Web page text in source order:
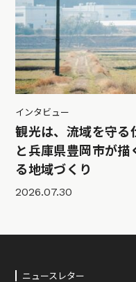
インタビュー
観光は、流域を守る
と兵庫県豊岡市が描
る地域づくり
2026.07.30
ニュースレター